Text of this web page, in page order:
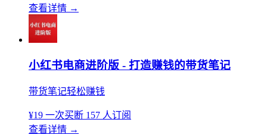
查看详情 →
小红书电商进阶版 - 打造赚钱的带货笔记
带货笔记轻松赚钱
¥19 一次买断 157 人订阅
查看详情 →